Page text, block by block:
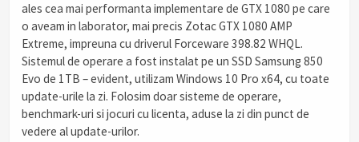
ales cea mai performanta implementare de GTX 1080 pe care
o aveam in laborator, mai precis Zotac GTX 1080 AMP
Extreme, impreuna cu driverul Forceware 398.82 WHQL.
Sistemul de operare a fost instalat pe un SSD Samsung 850
Evo de 1TB – evident, utilizam Windows 10 Pro x64, cu toate
update-urile la zi. Folosim doar sisteme de operare,
benchmark-uri si jocuri cu licenta, aduse la zi din punct de
vedere al update-urilor.